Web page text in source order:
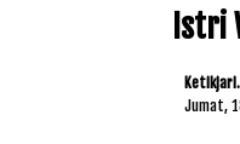
Istri
Jumat,